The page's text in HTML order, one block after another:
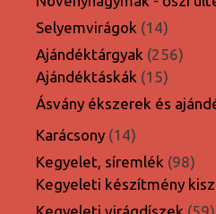
Selyemvirágok 1414
termék
Ajándéktárgyak 256256
Ajándéktáskák 1515
termék
Ásvány ékszerek és
Karácsony 1414
termék
Kegyelet, síremlék 9898
Kegyeleti készítmény